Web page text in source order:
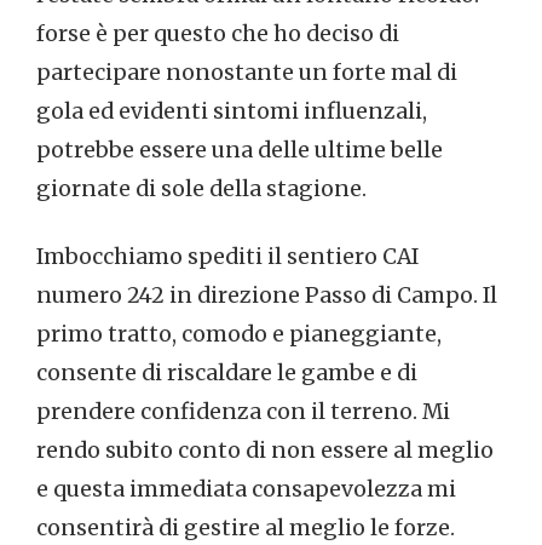
forse è per questo che ho deciso di
partecipare nonostante un forte mal di
gola ed evidenti sintomi influenzali,
potrebbe essere una delle ultime belle
giornate di sole della stagione.
Imbocchiamo spediti il sentiero CAI
numero 242 in direzione Passo di Campo. Il
primo tratto, comodo e pianeggiante,
consente di riscaldare le gambe e di
prendere confidenza con il terreno. Mi
rendo subito conto di non essere al meglio
e questa immediata consapevolezza mi
consentirà di gestire al meglio le forze.